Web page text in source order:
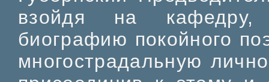
взойдя на кафедру,
биографию покойного
многострадальную